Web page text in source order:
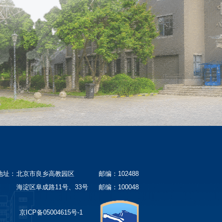
址： 北京市良乡高教园区
邮编：102488
海淀区阜成路11号、33号
邮编：100048
京ICP备05004615号-1